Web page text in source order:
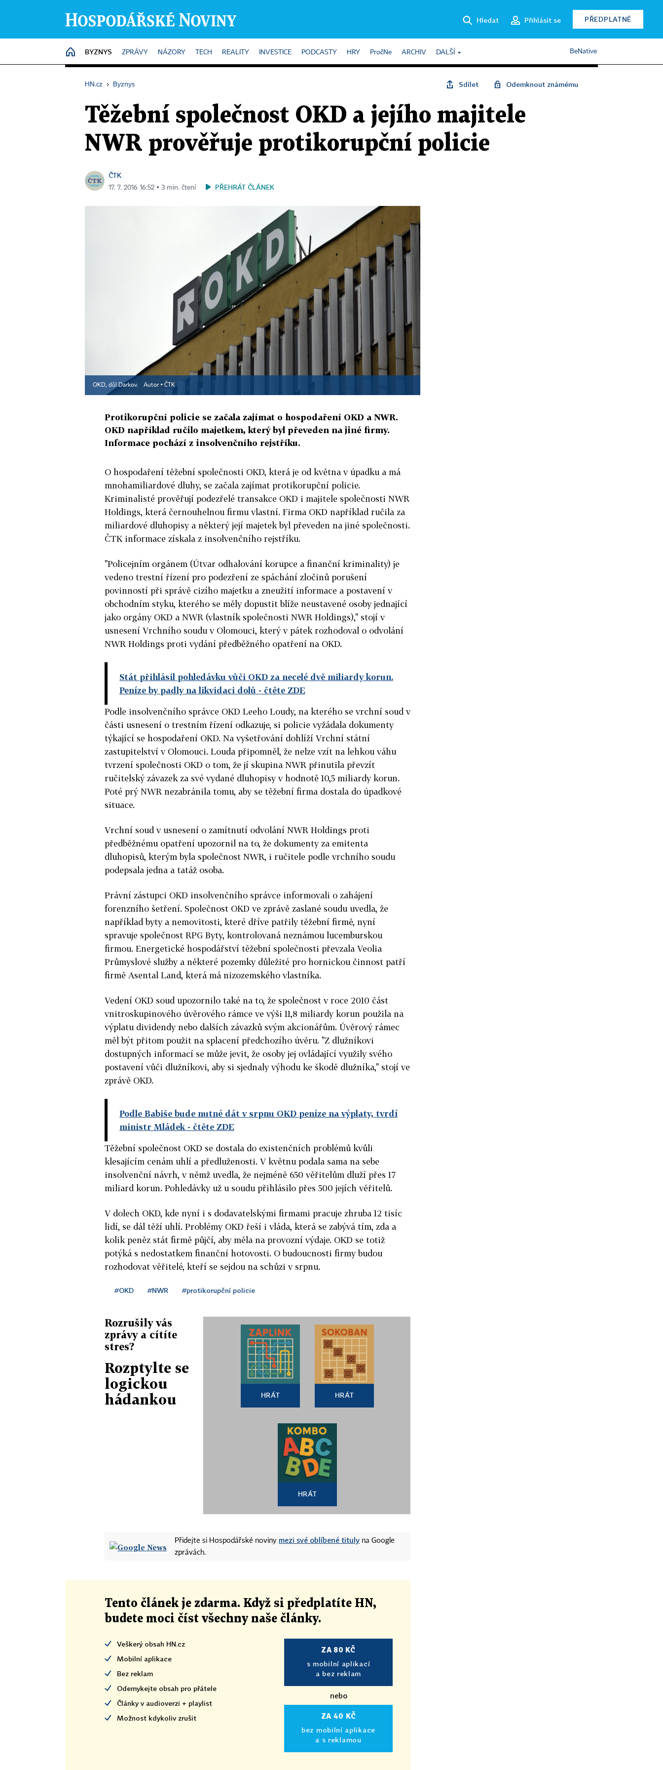
Hledat Přihlásit se PŘEDPLATNÉ
HOME
BYZNYS ZPRÁVY NÁZORY TECH REALITY INVESTICE PODCASTY HRY PročNe ARCHIV DALŠÍ BeNative
HN.cz › Byznys Sdílet Odemknout známému
Těžební společnost OKD a jejího majitele
NWR prověřuje protikorupční policie
ČTK
17. 7. 2016 16:52 ▪ 3 min. čtení PŘEHRÁT ČLÁNEK
OKD, důl Darkov. Autor ▪ ČTK
Protikorupční policie se začala zajímat o hospodaření OKD a NWR.
OKD například ručilo majetkem, který byl převeden na jiné firmy.
Informace pochází z insolvenčního rejstříku.
O hospodaření těžební společnosti OKD, která je od května v úpadku a má
mnohamiliardové dluhy, se začala zajímat protikorupční policie.
Kriminalisté prověřují podezřelé transakce OKD i majitele společnosti NWR
Holdings, která černouhelnou firmu vlastní. Firma OKD například ručila za
miliardové dluhopisy a některý její majetek byl převeden na jiné společnosti.
ČTK informace získala z insolvenčního rejstříku.
"Policejním orgánem (Útvar odhalování korupce a finanční kriminality) je
vedeno trestní řízení pro podezření ze spáchání zločinů porušení
povinností při správě cizího majetku a zneužití informace a postavení v
obchodním styku, kterého se měly dopustit blíže neustavené osoby jednající
jako orgány OKD a NWR (vlastník společnosti NWR Holdings)," stojí v
usnesení Vrchního soudu v Olomouci, který v pátek rozhodoval o odvolání
NWR Holdings proti vydání předběžného opatření na OKD.
Stát přihlásil pohledávku vůči OKD za necelé dvě miliardy korun.
Peníze by padly na likvidaci dolů - čtěte ZDE
Podle insolvenčního správce OKD Leeho Loudy, na kterého se vrchní soud v
části usnesení o trestním řízení odkazuje, si policie vyžádala dokumenty
týkající se hospodaření OKD. Na vyšetřování dohlíží Vrchní státní
zastupitelství v Olomouci. Louda připomněl, že nelze vzít na lehkou váhu
tvrzení společnosti OKD o tom, že jí skupina NWR přinutila převzít
ručitelský závazek za své vydané dluhopisy v hodnotě 10,5 miliardy korun.
Poté prý NWR nezabránila tomu, aby se těžební firma dostala do úpadkové
situace.
Vrchní soud v usnesení o zamítnutí odvolání NWR Holdings proti
předběžnému opatření upozornil na to, že dokumenty za emitenta
dluhopisů, kterým byla společnost NWR, i ručitele podle vrchního soudu
podepsala jedna a tatáž osoba.
Právní zástupci OKD insolvenčního správce informovali o zahájení
forenzního šetření. Společnost OKD ve zprávě zaslané soudu uvedla, že
například byty a nemovitosti, které dříve patřily těžební firmě, nyní
spravuje společnost RPG Byty, kontrolovaná neznámou lucemburskou
firmou. Energetické hospodářství těžební společnosti převzala Veolia
Průmyslové služby a některé pozemky důležité pro hornickou činnost patří
firmě Asental Land, která má nizozemského vlastníka.
Vedení OKD soud upozornilo také na to, že společnost v roce 2010 část
vnitroskupinového úvěrového rámce ve výši 11,8 miliardy korun použila na
výplatu dividendy nebo dalších závazků svým akcionářům. Úvěrový rámec
měl být přitom použit na splacení předchozího úvěru. "Z dlužníkovi
dostupných informací se může jevit, že osoby jej ovládající využily svého
postavení vůči dlužníkovi, aby si sjednaly výhodu ke škodě dlužníka," stojí ve
zprávě OKD.
Podle Babiše bude nutné dát v srpnu OKD peníze na výplaty, tvrdí
ministr Mládek - čtěte ZDE
Těžební společnost OKD se dostala do existenčních problémů kvůli
klesajícím cenám uhlí a předluženosti. V květnu podala sama na sebe
insolvenční návrh, v němž uvedla, že nejméně 650 věřitelům dluží přes 17
miliard korun. Pohledávky už u soudu přihlásilo přes 500 jejích věřitelů.
V dolech OKD, kde nyní i s dodavatelskými firmami pracuje zhruba 12 tisíc
lidí, se dál těží uhlí. Problémy OKD řeší i vláda, která se zabývá tím, zda a
kolik peněz stát firmě půjčí, aby měla na provozní výdaje. OKD se totiž
potýká s nedostatkem finanční hotovosti. O budoucnosti firmy budou
rozhodovat věřitelé, kteří se sejdou na schůzi v srpnu.
#OKD #NWR #protikorupční policie
Rozrušily vás
zprávy a cítíte
stres?
Rozptylte se
logickou
hádankou
HRÁT HRÁT
HRÁT
Přidejte si Hospodářské noviny mezi své oblíbené tituly na Google
zprávách.
Tento článek je zdarma. Když si předplatíte HN,
budete moci číst všechny naše články.
Veškerý obsah HN.cz
Mobilní aplikace
Bez reklam
Odemykejte obsah pro přátele
Články v audioverzi + playlist
Možnost kdykoliv zrušit
ZA 80 KČ
s mobilní aplikací
a bez reklam
nebo
ZA 40 KČ
bez mobilní aplikace
a s reklamou